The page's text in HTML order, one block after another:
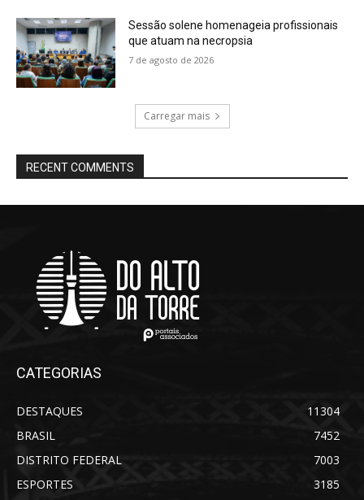
Sessão solene homenageia profissionais
que atuam na necropsia
7 de agosto de 2026
Carregar mais
RECENT COMMENTS
CATEGORIAS
DESTAQUES
11304
BRASIL
7452
DISTRITO FEDERAL
7003
ESPORTES
3185